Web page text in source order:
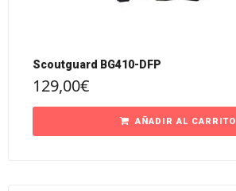
Scoutguard BG410-DFP
129,00€
AÑADIR AL CARRITO